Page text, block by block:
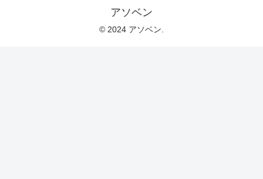
アソベン
© 2024 アソベン.